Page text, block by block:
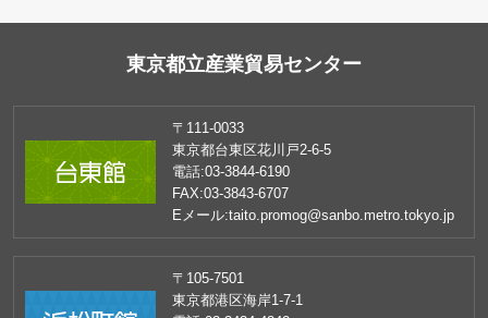
東京都立産業貿易センター
〒111-0033
東京都台東区花川戸2-6-5
電話:03-3844-6190
FAX:03-3843-6707
Eメール:taito.promog@sanbo.metro.tokyo.jp
〒105-7501
東京都港区海岸1-7-1